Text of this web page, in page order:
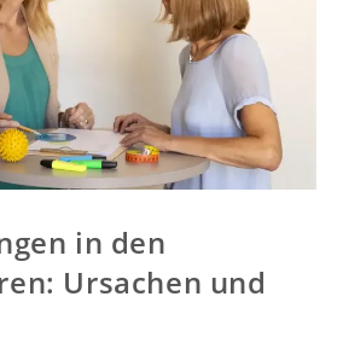
in den
Ursachen und